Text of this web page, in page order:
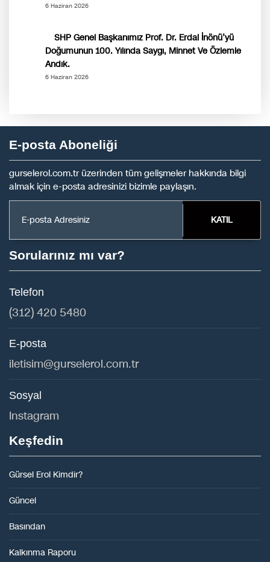
6 Haziran 2026
SHP Genel Başkanımız Prof. Dr. Erdal İnönü’yü
Doğumunun 100. Yılında Saygı, Minnet Ve Özlemle
Andık.
6 Haziran 2026
E-posta Aboneliği
gurselerol.com.tr üzerinden tüm gelişmeler hakkında bilgi
almak için e-posta adresinizi bizimle paylaşın.
KATIL
Sorularınız mı var?
Telefon
(312) 420 5480
E-posta
iletisim@gurselerol.com.tr
Sosyal
Instagram
Keşfedin
Gürsel Erol Kimdir?
Güncel
Basından
Kalkınma Raporu